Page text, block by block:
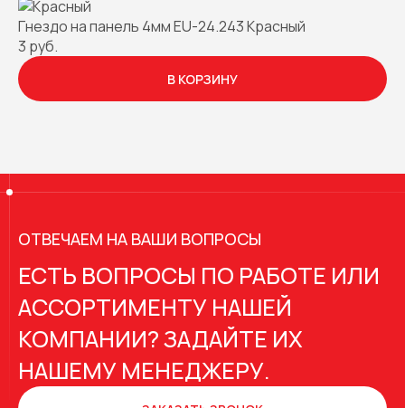
Гнездо на панель 4мм EU-24.243 Красный
3 руб.
В КОРЗИНУ
ОТВЕЧАЕМ НА ВАШИ ВОПРОСЫ
ЕСТЬ ВОПРОСЫ ПО РАБОТЕ ИЛИ
АССОРТИМЕНТУ НАШЕЙ
КОМПАНИИ? ЗАДАЙТЕ ИХ
НАШЕМУ МЕНЕДЖЕРУ.